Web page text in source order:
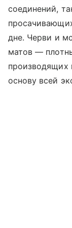
соединений,
дне. Черви и
матов —
основу всей